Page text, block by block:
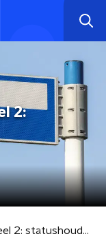
2:
Migratie-estafette deel 2: statushouder en participatiecoach